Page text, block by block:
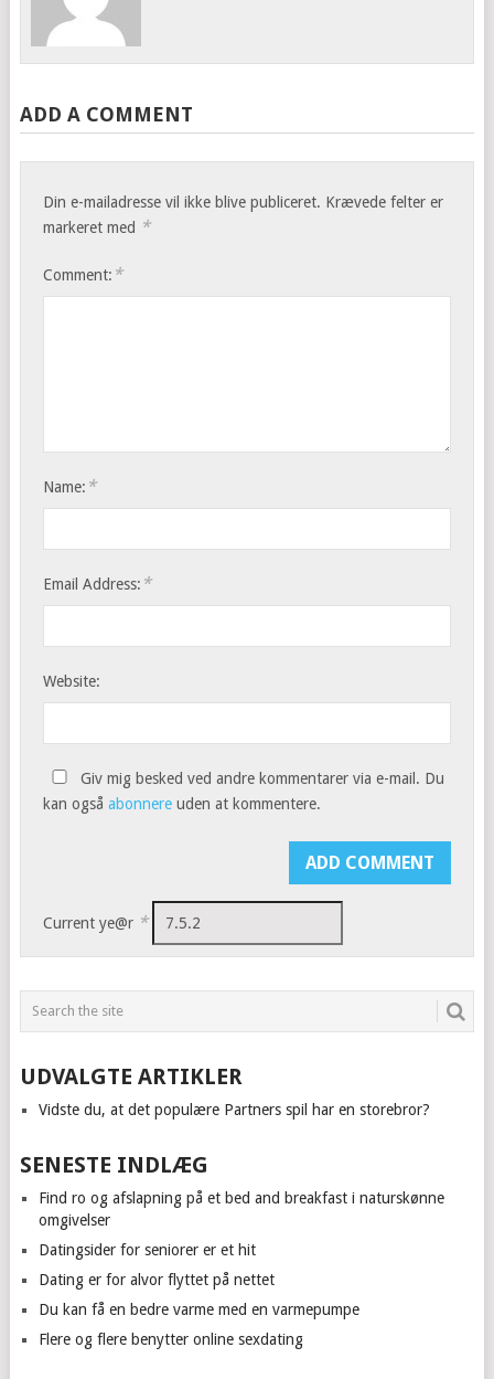
ADD A COMMENT
Din e-mailadresse vil ikke blive publiceret. Krævede felter er
markeret med *
Comment: *
Name: *
Email Address: *
Website:
Giv mig besked ved andre kommentarer via e-mail. Du
kan ogsåabonnere uden at kommentere.
Current ye@r *
UDVALGTE ARTIKLER
Vidste du, at det populære Partners spil har en storebror?
SENESTE INDLÆG
Find ro og afslapning på et bed and breakfast i naturskønne
omgivelser
Datingsider for seniorer er et hit
Dating er for alvor flyttet på nettet
Du kan få en bedre varme med en varmepumpe
Flere og flere benytter online sexdating